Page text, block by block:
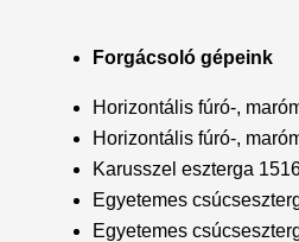
Forgácsoló gépeink
Horizontális fúró-,
Horizontális fúró-,
Karusszel eszterga
Egyetemes
Egyetemes